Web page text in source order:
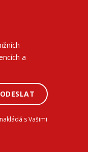
a
ODESLAT
s Vašimi